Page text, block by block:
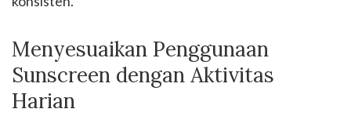
Menyesuaikan Penggunaan
Sunscreen dengan Aktivitas
Harian